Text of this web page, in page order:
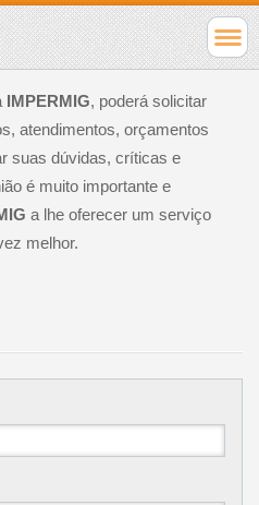
IMPERMIG, poderá solicitar
atendimentos, orçamentos
suas dúvidas, críticas e
é muito importante e
a lhe oferecer um serviço
melhor.